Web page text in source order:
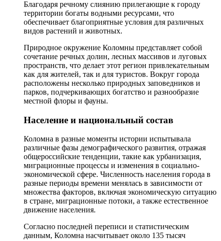
Благодаря речному слиянию прилегающие к городу
территории богаты водными ресурсами, что
обеспечивает благоприятные условия для различных
видов растений и животных.
Природное окружение Коломны представляет собой
сочетание речных долин, лесных массивов и луговых
пространств, что делает этот регион привлекательным
как для жителей, так и для туристов. Вокруг города
расположены несколько природных заповедников и
парков, подчеркивающих богатство и разнообразие
местной флоры и фауны.
Население и национальный состав
Коломна в разные моменты истории испытывала
различные фазы демографического развития, отражая
общероссийские тенденции, такие как урбанизация,
миграционные процессы и изменения в социально-
экономической сфере. Численность населения города в
разные периоды времени менялась в зависимости от
множества факторов, включая экономическую ситуацию
в стране, миграционные потоки, а также естественное
движение населения.
Согласно последней переписи и статистическим
данным, Коломна насчитывает около 135 тысяч